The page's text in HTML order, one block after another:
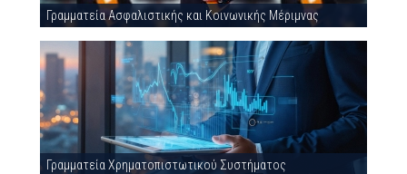
Γραμματεία Ασφαλιστικής και Κοινωνικής Μέριμνας
Γραμματεία Χρηματοπιστωτικού Συστήματος